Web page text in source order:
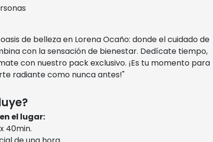
de belleza en Lorena Ocaño: donde el cuidado de
con la sensación de bienestar. Dedícate tiempo,
con nuestro pack exclusivo. ¡Es tu momento para
radiante como nunca antes!"
el lugar:
40min.